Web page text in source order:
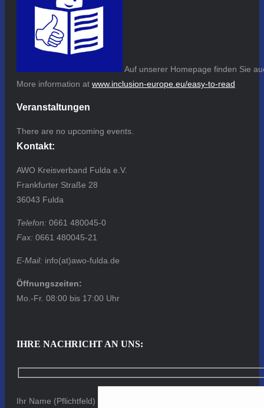
Auf unserer Homepage finden Sie
More information at www.inclusion-europe.eu/easy-to-read
Veranstaltungen
There are no upcoming events.
Kontakt:
AWO Kreisverband Fulda e.V.
Frankfurter Straße 28
36043 Fulda
Telefon: 0661 480045-0
Fax: 0661 480045-21
E-Mail: info(at)awo-fulda.de
Öffnungszeiten:
Mo.-Fr. 08:00 bis 17:00 Uhr
IHRE NACHRICHT AN UNS:
Ihr Name (Pflichtfeld)